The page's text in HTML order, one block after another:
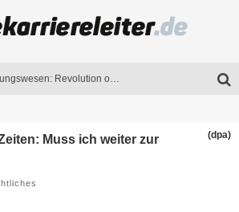
KI im Bildungswesen: Revolution oder Risiko für Schulen und Universitäten?
Seminare als Motivationsmotor – Wie Weiterbildung Mitarbeiter nachhaltig begeistert
Muss ich weiter zur
(dpa)